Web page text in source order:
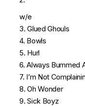
w/e
3. Glued Ghouls
4. Bowls
5. Hurl
6. Always Bummed
7. I’m Not
8. Oh Wonder
9. Sick Boyz